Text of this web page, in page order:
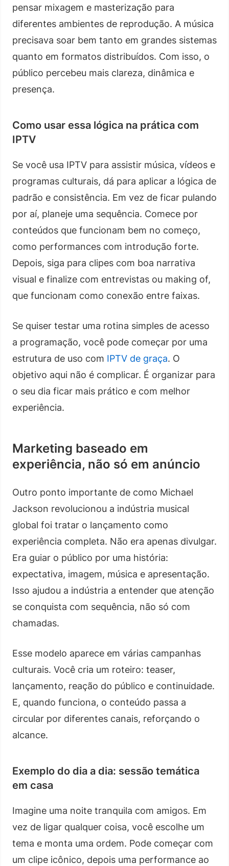
pensar mixagem e masterização para
diferentes ambientes de reprodução. A música
precisava soar bem tanto em grandes sistemas
quanto em formatos distribuídos. Com isso, o
público percebeu mais clareza, dinâmica e
presença.
Como usar essa lógica na prática com
IPTV
Se você usa IPTV para assistir música, vídeos e
programas culturais, dá para aplicar a lógica de
padrão e consistência. Em vez de ficar pulando
por aí, planeje uma sequência. Comece por
conteúdos que funcionam bem no começo,
como performances com introdução forte.
Depois, siga para clipes com boa narrativa
visual e finalize com entrevistas ou making of,
que funcionam como conexão entre faixas.
Se quiser testar uma rotina simples de acesso
a programação, você pode começar por uma
estrutura de uso com IPTV de graça. O
objetivo aqui não é complicar. É organizar para
o seu dia ficar mais prático e com melhor
experiência.
Marketing baseado em
experiência, não só em anúncio
Outro ponto importante de como Michael
Jackson revolucionou a indústria musical
global foi tratar o lançamento como
experiência completa. Não era apenas divulgar.
Era guiar o público por uma história:
expectativa, imagem, música e apresentação.
Isso ajudou a indústria a entender que atenção
se conquista com sequência, não só com
chamadas.
Esse modelo aparece em várias campanhas
culturais. Você cria um roteiro: teaser,
lançamento, reação do público e continuidade.
E, quando funciona, o conteúdo passa a
circular por diferentes canais, reforçando o
alcance.
Exemplo do dia a dia: sessão temática
em casa
Imagine uma noite tranquila com amigos. Em
vez de ligar qualquer coisa, você escolhe um
tema e monta uma ordem. Pode começar com
um clipe icônico, depois uma performance ao